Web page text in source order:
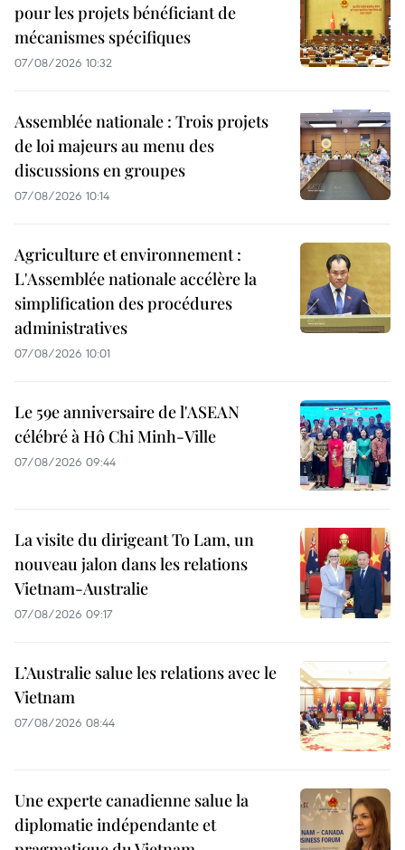
pour les projets bénéficiant de
mécanismes spécifiques
07/08/2026 10:32
Assemblée nationale : Trois projets
de loi majeurs au menu des
discussions en groupes
07/08/2026 10:14
Agriculture et environnement :
L'Assemblée nationale accélère la
simplification des procédures
administratives
07/08/2026 10:01
Le 59e anniversaire de l'ASEAN
célébré à Hô Chi Minh-Ville
07/08/2026 09:44
La visite du dirigeant To Lam, un
nouveau jalon dans les relations
Vietnam-Australie
07/08/2026 09:17
L’Australie salue les relations avec le
Vietnam
07/08/2026 08:44
Une experte canadienne salue la
diplomatie indépendante et